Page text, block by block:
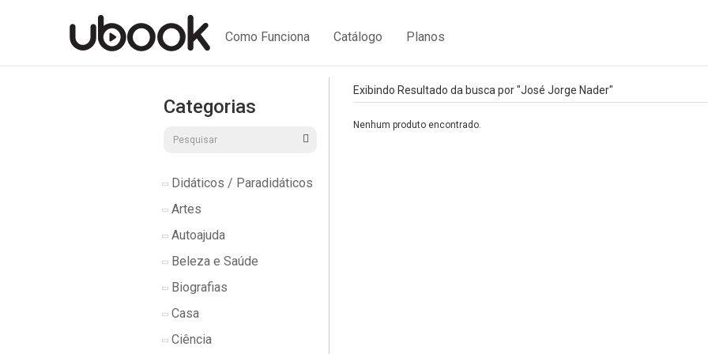
Como Funciona Catálogo Planos
Categorias
Didáticos / Paradidáticos
Artes
Autoajuda
Beleza e Saúde
Biografias
Casa
Ciência
Exibindo Resultado da busca por "José Jorge Nader"
Nenhum produto encontrado.